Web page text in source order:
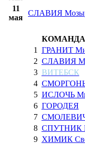
11
мая
СЛАВИЯ
КОМАНДА
1
ГРАНИТ
2 СЛАВИЯ
3 ВИТЕБСК
4
5 ИСЛОЧЬ
6 ГОРОДЕЯ
7
8 СПУТНИК
9 ХИМИК